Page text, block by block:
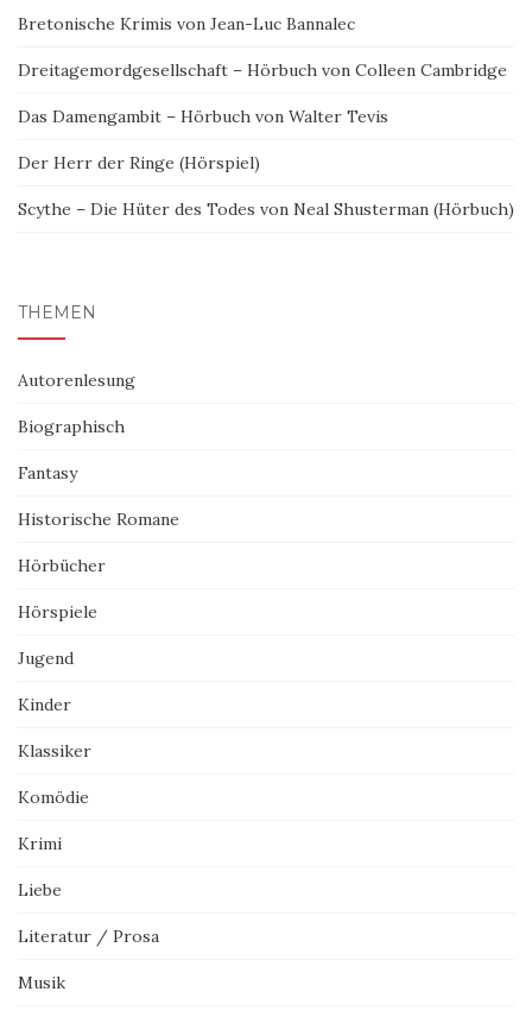
Bretonische Krimis von Jean-Luc Bannalec
Dreitagemordgesellschaft – Hörbuch von Colleen Cambridge
Das Damengambit – Hörbuch von Walter Tevis
Der Herr der Ringe (Hörspiel)
Scythe – Die Hüter des Todes von Neal Shusterman (Hörbuch)
THEMEN
Autorenlesung
Biographisch
Fantasy
Historische Romane
Hörbücher
Hörspiele
Jugend
Kinder
Klassiker
Komödie
Krimi
Liebe
Literatur / Prosa
Musik